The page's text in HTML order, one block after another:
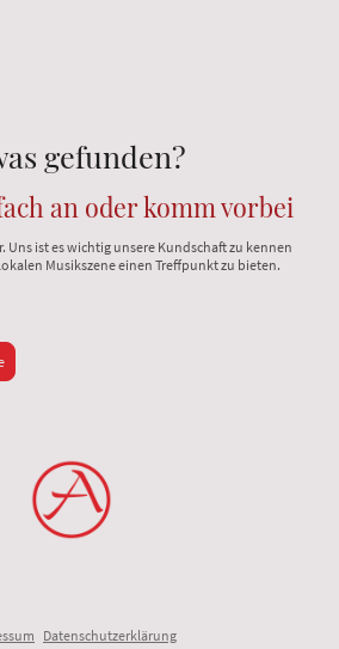
gefunden?
an oder komm vorbei
Uns ist es wichtig unsere Kundschaft zu kennen
Musikszene einen Treffpunkt zu bieten.
Datenschutzerklärung